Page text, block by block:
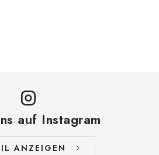
auf Instagram
ANZEIGEN